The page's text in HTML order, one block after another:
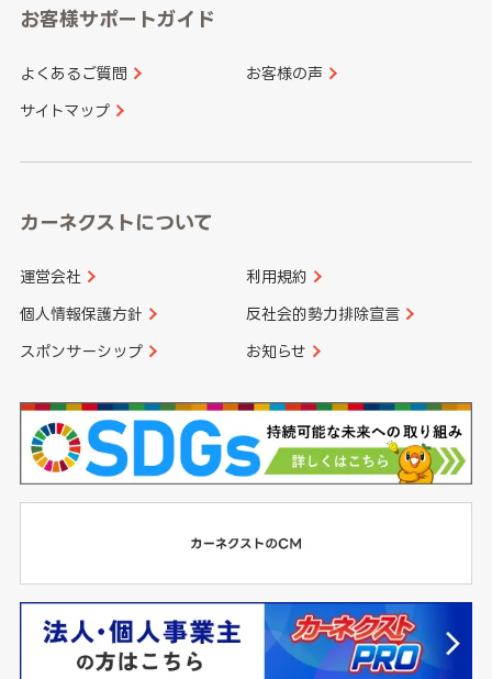
愛知県
和歌山県
山口県
香川県 愛媛県
長崎県
大分県 宮崎県
お客様サポートガイド
よくあるご質問 お客様の声
サイトマップ
カーネクストについて
運営会社 利用規約
個人情報保護方針 反社会的勢力排除宣言
スポンサーシップ お知らせ